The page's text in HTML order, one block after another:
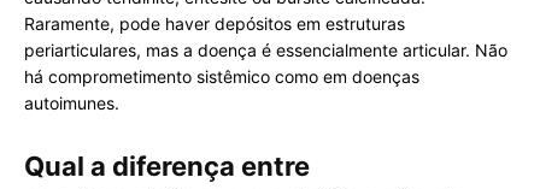
Raramente, pode haver depósitos em estruturas
periarticulares, mas a doença é essencialmente articular. Não
há comprometimento sistêmico como em doenças
autoimunes.
Qual a diferença entre